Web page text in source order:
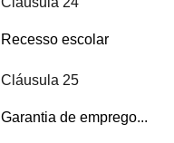
Recesso escolar
Cláusula 25
Garantia de emprego...